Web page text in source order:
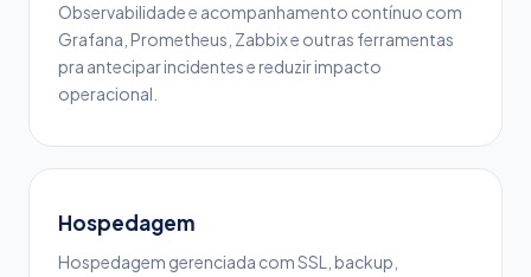
Observabilidade e acompanhamento contínuo com
Grafana, Prometheus, Zabbix e outras ferramentas
pra antecipar incidentes e reduzir impacto
operacional.
Hospedagem
Hospedagem gerenciada com SSL, backup,